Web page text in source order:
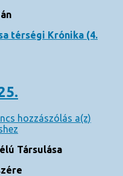
térségi Krónika (4.
hozzászólás a(z)
Társulása